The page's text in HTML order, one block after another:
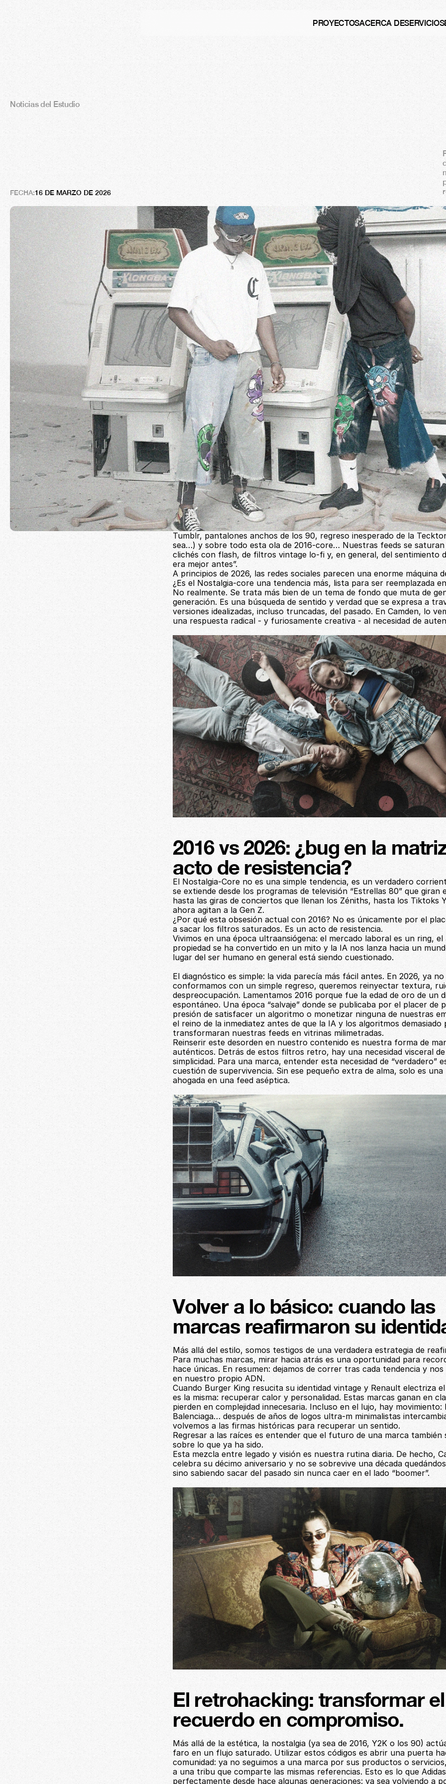
ACERCA DESERVICIOS
PROYECTOS
Noticias del Estudio
o g a c eo o q l u y
a
e t e e a pa a d
FECHA:16 DE MARZO DE 2026
Tumblr, pantalones anchos de los 90, regreso inesperado de la
sea…) y sobre todo esta ola de 2016-core… Nuestras feeds se saturan
clichés con flash, de filtros vintage lo-fi y, en general, del sentimiento
era mejor antes”.
A principios de 2026, las redes sociales parecen una enorme máquina
¿Es el Nostalgia-core una tendencia más, lista para ser reemplazada
No realmente. Se trata más bien de un tema de fondo que muta de
generación. Es una búsqueda de sentido y verdad que se expresa a
versiones idealizadas, incluso truncadas, del pasado. En Camden, lo
una respuesta radical - y furiosamente creativa - al necesidad de
2016 vs 2026: ¿bug en la
acto de resistencia?
El Nostalgia-Core no es una simple tendencia, es un verdadero
se extiende desde los programas de televisión “Estrellas 80” que giran
hasta las giras de conciertos que llenan los Zéniths, hasta los Tiktoks
ahora agitan a la Gen Z.
¿Por qué esta obsesión actual con 2016? No es únicamente por el
a sacar los filtros saturados. Es un acto de resistencia.
Vivimos en una época ultraansiógena: el mercado laboral es un ring, el
propiedad se ha convertido en un mito y la IA nos lanza hacia un
lugar del ser humano en general está siendo cuestionado.
El diagnóstico es simple: la vida parecía más fácil antes. En 2026, ya
conformamos con un simple regreso, queremos reinyectar textura,
despreocupación. Lamentamos 2016 porque fue la edad de oro de un
espontáneo. Una época “salvaje” donde se publicaba por el placer de
presión de satisfacer un algoritmo o monetizar ninguna de nuestras
el reino de la inmediatez antes de que la IA y los algoritmos demasiado
transformaran nuestras feeds en vitrinas milimetradas.
Reinserir este desorden en nuestro contenido es nuestra forma de
auténticos. Detrás de estos filtros retro, hay una necesidad visceral
simplicidad. Para una marca, entender esta necesidad de “verdadero”
cuestión de supervivencia. Sin ese pequeño extra de alma, solo es una
ahogada en una feed aséptica.
Volver a lo básico: cuando las
marcas reafirmaron su
Más allá del estilo, somos testigos de una verdadera estrategia de
Para muchas marcas, mirar hacia atrás es una oportunidad para
hace únicas. En resumen: dejamos de correr tras cada tendencia y
en nuestro propio ADN.
Cuando Burger King resucita su identidad vintage y Renault electriza
es la misma: recuperar calor y personalidad. Estas marcas ganan en
pierden en complejidad innecesaria. Incluso en el lujo, hay movimiento:
Balenciaga… después de años de logos ultra-m minimalistas
volvemos a las firmas históricas para recuperar un sentido.
Regresar a las raíces es entender que el futuro de una marca también
sobre lo que ya ha sido.
Esta mezcla entre legado y visión es nuestra rutina diaria. De hecho,
celebra su décimo aniversario y no se sobrevive una década
sino sabiendo sacar del pasado sin nunca caer en el lado “boomer”.
El retrohacking: transformar el
recuerdo en compromiso.
Más allá de la estética, la nostalgia (ya sea de 2016, Y2K o los 90)
faro en un flujo saturado. Utilizar estos códigos es abrir una puerta
comunidad: ya no seguimos a una marca por sus productos o
a una tribu que comparte las mismas referencias. Esto es lo que
perfectamente desde hace algunas generaciones: ya sea volviendo a